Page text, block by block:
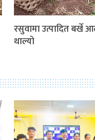
रसुवामा उत्पादित बर्खे
थाल्यो